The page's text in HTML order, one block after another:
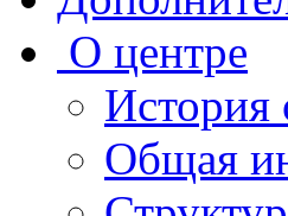
О центре
Общая